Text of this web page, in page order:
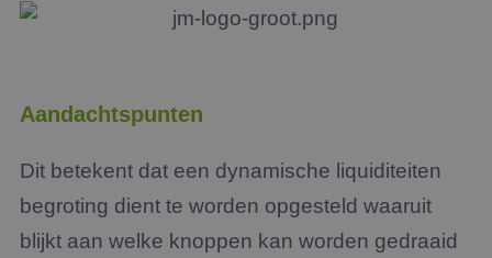
Aandachtspunten
Dit betekent dat een dynamische liquiditeiten
begroting dient te worden opgesteld waaruit
blijkt aan welke knoppen kan worden gedraaid